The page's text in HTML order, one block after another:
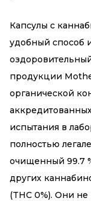
Капсулы с
удобный способ
продукции
органической
испытания в
полностью
очищенный 99.7
других
(THC 0%). Они